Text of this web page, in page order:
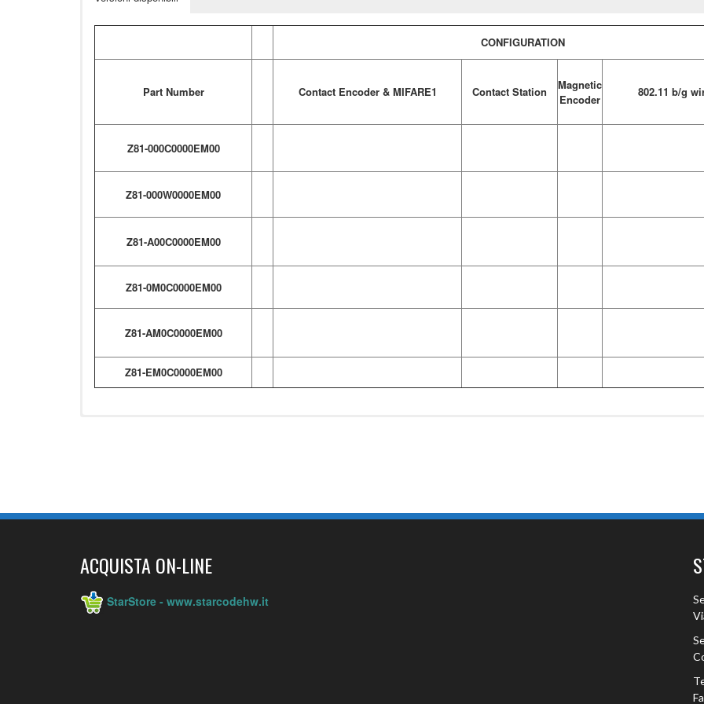
CONFIGURATION
Part Number Contact Encoder & MIFARE1 Contact Station
Magnetic
Encoder
802.11 b/g
Z81-000C0000EM00
Z81-000W0000EM00
Z81-A00C0000EM00
Z81-0M0C0000EM00
Z81-AM0C0000EM00
Z81-EM0C0000EM00
ACQUISTA ON-LINE
StarStore - www.starcodehw.it